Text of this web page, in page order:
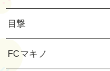
目撃
FCマキノ